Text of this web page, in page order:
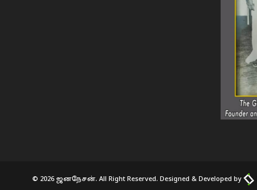
© 2026 ஜனநேசன். All Right Reserved. Designed & Developed by